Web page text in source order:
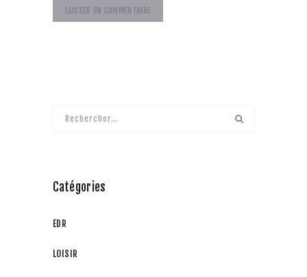
Rechercher :
Catégories
EDR
LOISIR